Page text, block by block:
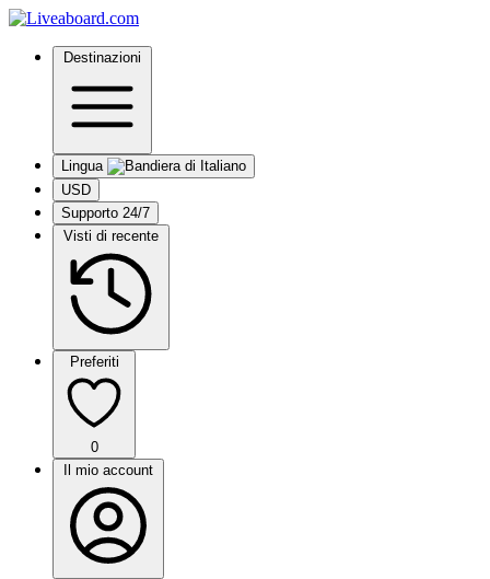
Destinazioni
Lingua
USD
Supporto 24/7
Visti di recente
Preferiti
0
Il mio account